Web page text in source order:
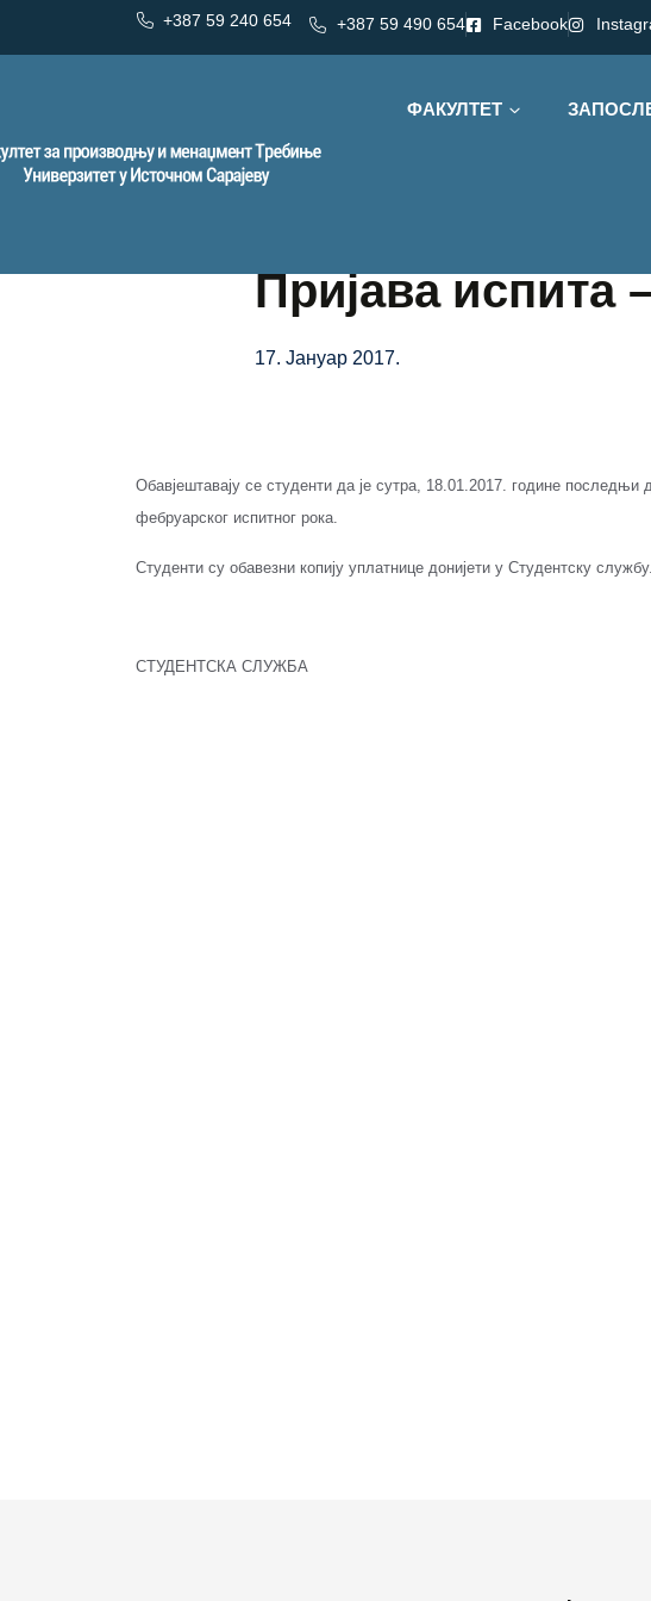
+387 59 240 654 +387 59 490 654 Facebook
ФАКУЛТЕТ
Пријава испита
17. Јануар 2017.
Обавјештавају се студенти да је сутра, 18.01.2017. године последњи
фебруарског испитног рока.
Студенти су обавезни копију уплатнице донијети у Студентску службу.
СТУДЕНТСКА СЛУЖБА